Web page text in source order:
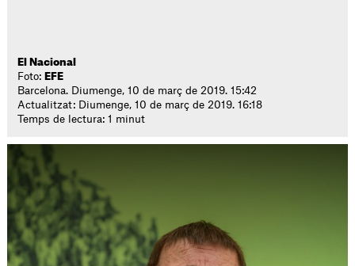
El Nacional
Foto: EFE
Barcelona. Diumenge, 10 de març de 2019. 15:42
Actualitzat: Diumenge, 10 de març de 2019. 16:18
Temps de lectura: 1 minut